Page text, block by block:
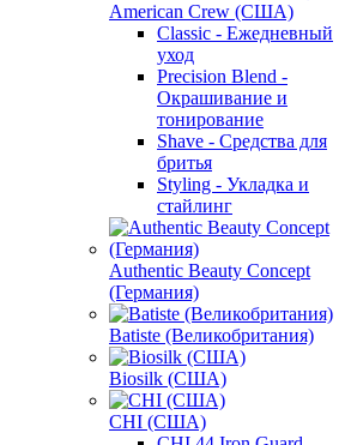
American Crew (США)
Classic - Ежедневный
уход
Precision Blend -
Окрашивание и
тонирование
Shave - Средства для
бритья
Styling - Укладка и
стайлинг
Authentic Beauty Concept
(Германия)
Batiste (Великобритания)
Biosilk (США)
CHI (США)